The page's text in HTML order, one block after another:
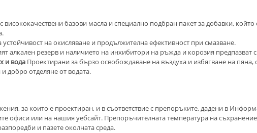
базови масла и специално подбран пакет за добавки,
на окисляване и продължителна ефективност при смазване.
алкален резерв и наличието на инхибитори на ръжда и корозия предпазват
и водаПроектирани за бързо освобождаване на въздуха и избягване на пяна,
добро отделяне от водата.
за които е проектиран, и в съответствие с препоръките, дадени в
офиси или на нашия уебсайт. Препоръчителната температура на съхранение
и пазете околната среда.